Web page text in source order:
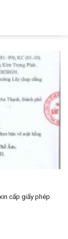
cấp giấy phép